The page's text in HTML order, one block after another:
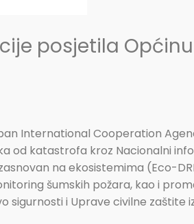
posjetila
International Cooperation
od katastrofa kroz Nacionalni
na ekosistemima (Eco-
šumskih požara, kao i
sigurnosti i Uprave civilne zaštite